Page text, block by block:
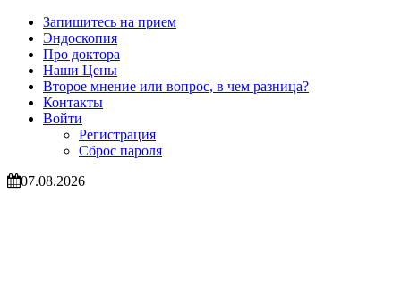
Запишитесь на прием
Эндоскопия
Про доктора
Наши Цены
Второе мнение или вопрос, в чем разница?
Контакты
Войти
Регистрация
Сброс пароля
07.08.2026